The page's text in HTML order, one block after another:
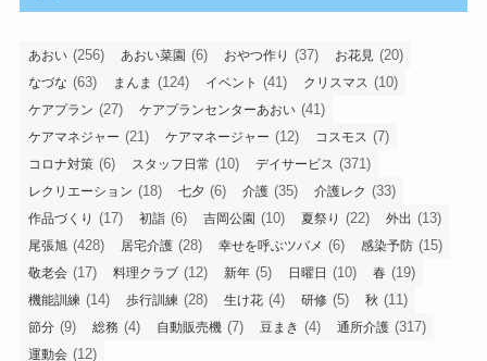
あおい (256) あおい菜園 (6) おやつ作り (37) お花見 (20)
なづな (63) まんま (124) イベント (41) クリスマス (10)
ケアプラン (27) ケアプランセンターあおい (41)
ケアマネジャー (21) ケアマネージャー (12) コスモス (7)
コロナ対策 (6) スタッフ日常 (10) デイサービス (371)
レクリエーション (18) 七夕 (6) 介護 (35) 介護レク (33)
作品づくり (17) 初詣 (6) 吉岡公園 (10) 夏祭り (22) 外出 (13)
尾張旭 (428) 居宅介護 (28) 幸せを呼ぶツバメ (6) 感染予防 (15)
敬老会 (17) 料理クラブ (12) 新年 (5) 日曜日 (10) 春 (19)
機能訓練 (14) 歩行訓練 (28) 生け花 (4) 研修 (5) 秋 (11)
節分 (9) 総務 (4) 自動販売機 (7) 豆まき (4) 通所介護 (317)
運動会 (12)